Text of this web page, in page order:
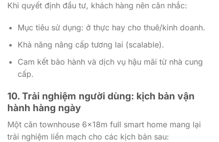
Khi quyết định đầu tư, khách hàng nên cân nhắc:
Mục tiêu sử dụng: ở thực hay cho thuê/kinh doanh.
Khả năng nâng cấp tương lai (scalable).
Cam kết bảo hành và dịch vụ hậu mãi từ nhà cung
cấp.
10. Trải nghiệm người dùng: kịch bản vận
hành hàng ngày
Một căn townhouse 6x18m full smart home mang lại
trải nghiệm liền mạch cho các kịch bản sau: